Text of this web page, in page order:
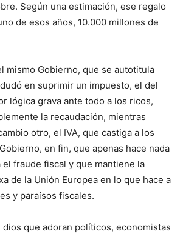
Según una estimación, ese regalo
de esos años, 10.000 millones de
mismo Gobierno, que se autotitula
en suprimir un impuesto, el del
lógica grava ante todo a los ricos,
la recaudación, mientras
otro, el IVA, que castiga a los
en fin, que apenas hace nada
el fraude fiscal y que mantiene la
de la Unión Europea en lo que hace a
y paraísos fiscales.
dios que adoran políticos, economistas